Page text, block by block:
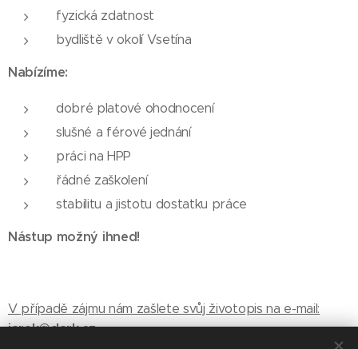
fyzická zdatnost
bydliště v okolí Vsetína
Nabízíme:
dobré platové ohodnocení
slušné a férové jednání
práci na HPP
řádné zaškolení
stabilitu a jistotu dostatku práce
Nástup možný ihned!
V případě zájmu nám zašlete svůj životopis na e-mail:
jarek@dark.cz